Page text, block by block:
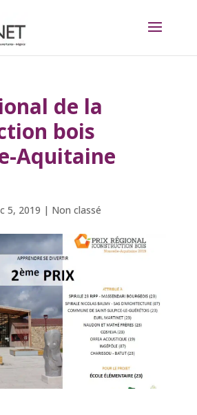
de la
bois
Aquitaine
5, 2019 | Non classé